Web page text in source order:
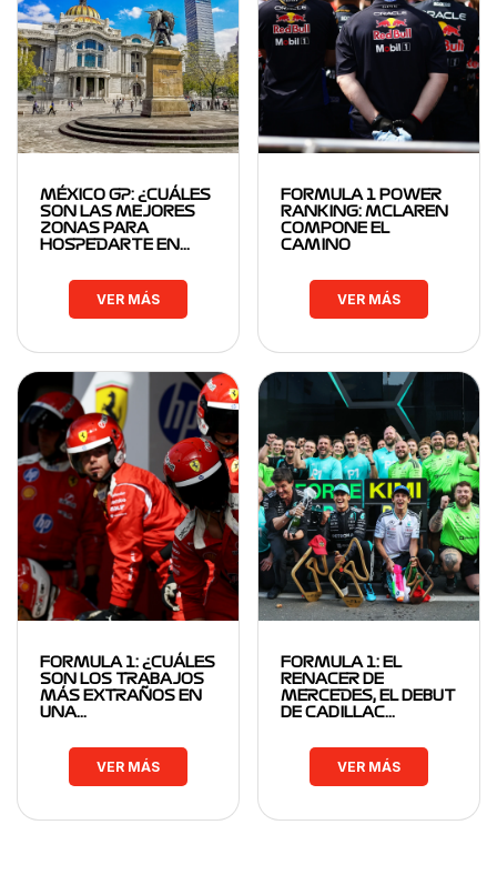
MÉXICO GP: ¿CUÁLES
SON LAS MEJORES
ZONAS PARA
HOSPEDARTE EN…
VER MÁS
FORMULA 1 POWER
RANKING: MCLAREN
COMPONE EL
CAMINO
VER MÁS
FORMULA 1: ¿CUÁLES
SON LOS TRABAJOS
MÁS EXTRAÑOS EN
UNA…
VER MÁS
FORMULA 1: EL
RENACER DE
MERCEDES, EL DEBUT
DE CADILLAC…
VER MÁS